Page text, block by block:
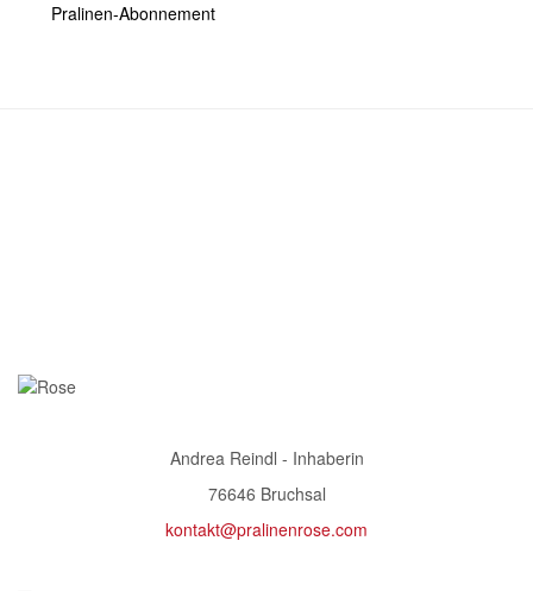
Pralinen-Abonnement
Andrea Reindl - Inhaberin
76646 Bruchsal
kontakt@pralinenrose.com